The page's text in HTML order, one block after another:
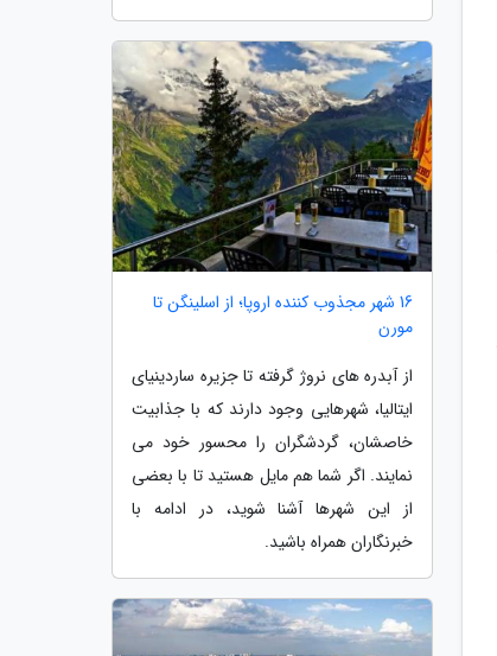
16 شهر مجذوب کننده اروپا؛ از اسلینگن تا
مورن
از آبدره های نروژ گرفته تا جزیره ساردینیای
ایتالیا، شهرهایی وجود دارند که با جذابیت
خاصشان، گردشگران را محسور خود می
نمایند. اگر شما هم مایل هستید تا با بعضی
از این شهرها آشنا شوید، در ادامه با
خبرنگاران همراه باشید.